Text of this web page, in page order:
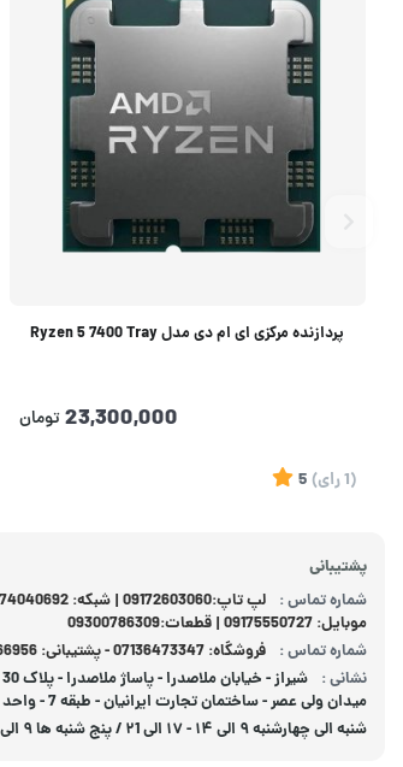
پردازنده مرکزی ای ام دی مدل Ryzen 5 7400 Tray
23,300,000 تومان
(1 رای)
5
پشتیبانی
شماره تماس :
موبایل: 09175550727 | قطعات:09300786309
شماره تماس : فروشگاه: 07136473347 - پشتیبانی: 09192066956
نشانی :
میدان ولی عصر - ساختمان تجارت ایرانیان - طبقه 7 - واحد 12
شنبه الی چهارشنبه ۹ الی ۱۴ - ۱۷ الی ۲1 / پنج شنبه ها ۹ الی ۱۴